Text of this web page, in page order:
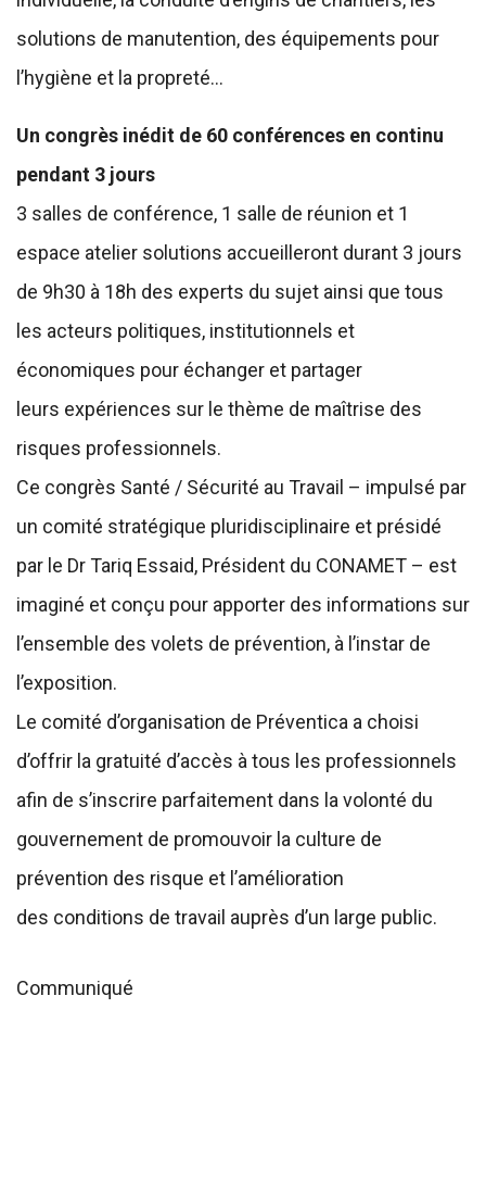
solutions de manutention, des équipements pour
l’hygiène et la propreté…
Un congrès inédit de 60 conférences en continu
pendant 3 jours
3 salles de conférence, 1 salle de réunion et 1
espace atelier solutions accueilleront durant 3 jours
de 9h30 à 18h des experts du sujet ainsi que tous
les acteurs politiques, institutionnels et
économiques pour échanger et partager
leurs expériences sur le thème de maîtrise des
risques professionnels.
Ce congrès Santé / Sécurité au Travail – impulsé par
un comité stratégique pluridisciplinaire et présidé
par le Dr Tariq Essaid, Président du CONAMET – est
imaginé et conçu pour apporter des informations sur
l’ensemble des volets de prévention, à l’instar de
l’exposition.
Le comité d’organisation de Préventica a choisi
d’offrir la gratuité d’accès à tous les professionnels
afin de s’inscrire parfaitement dans la volonté du
gouvernement de promouvoir la culture de
prévention des risque et l’amélioration
des conditions de travail auprès d’un large public.
Communiqué